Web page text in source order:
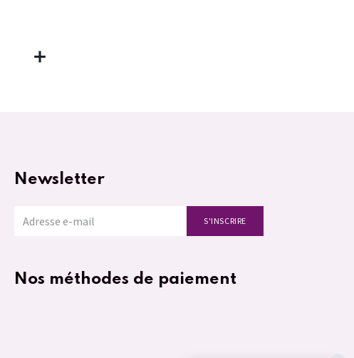
Nos méthodes de paiement
S'INSCRIRE
Newsletter